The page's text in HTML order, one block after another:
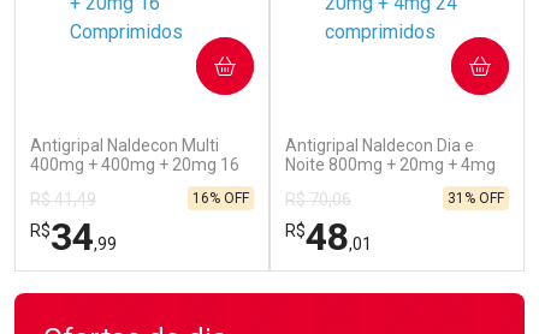
Antigripal Naldecon Multi
400mg + 400mg + 20mg 16
R$ 41,49
R$34,99
16% OFF
COMPRAR
Antigripal Naldecon Dia e
Noite 800mg + 20mg + 4mg
R$ 70,06
R$48,01
31% OFF
COMPRAR